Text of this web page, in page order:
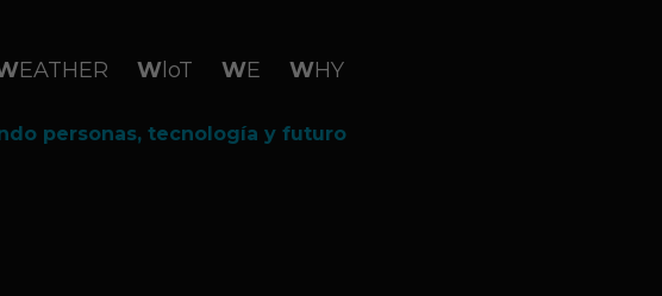
WEATHER WloT WE WHY
personas, tecnología y futuro